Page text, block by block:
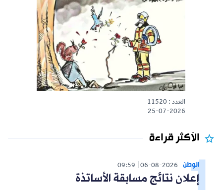
العدد : 11520
25-07-2026
الأكثر قراءة
الوطن 06-08-2026
09:59
إعلان نتائج مسابقة الأساتذة